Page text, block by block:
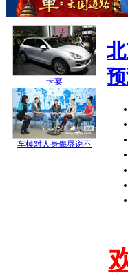
卡宴
车模对人身侮辱说不